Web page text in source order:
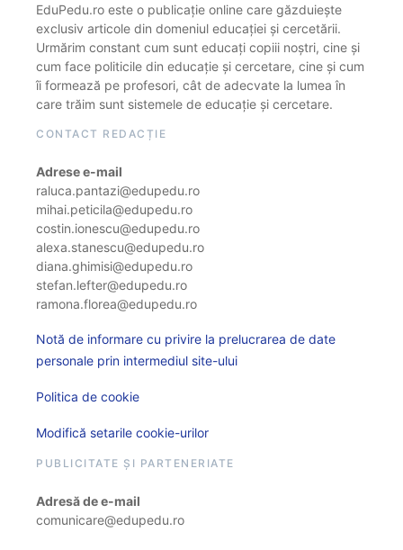
EduPedu.ro este o publicație online care găzduiește
exclusiv articole din domeniul educației și cercetării.
Urmărim constant cum sunt educați copiii noștri, cine și
cum face politicile din educație și cercetare, cine și cum
îi formează pe profesori, cât de adecvate la lumea în
care trăim sunt sistemele de educație și cercetare.
CONTACT REDACȚIE
Adrese e-mail
raluca.pantazi@edupedu.ro
mihai.peticila@edupedu.ro
costin.ionescu@edupedu.ro
alexa.stanescu@edupedu.ro
diana.ghimisi@edupedu.ro
stefan.lefter@edupedu.ro
ramona.florea@edupedu.ro
Notă de informare cu privire la prelucrarea de date
personale prin intermediul site-ului
Politica de cookie
Modifică setarile cookie-urilor
PUBLICITATE ȘI PARTENERIATE
Adresă de e-mail
comunicare@edupedu.ro